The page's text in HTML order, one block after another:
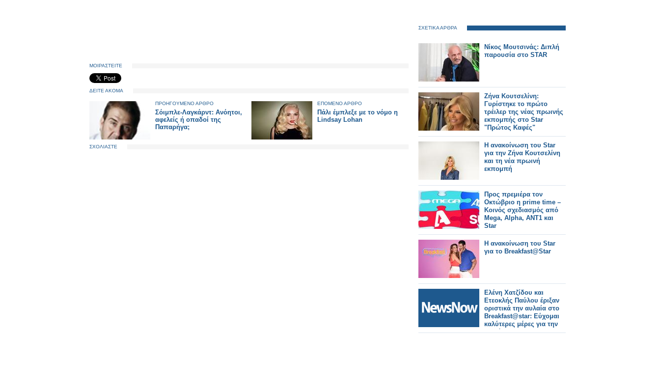
ΜΟΙΡΑΣΤΕΙΤΕ
ΔΕΙΤΕ ΑΚΟΜΑ
ΠΡΟΗΓΟΥΜΕΝΟ ΑΡΘΡΟ
Σόιμπλε-Λαγκάρντ: Ανόητοι,
αφελείς ή οπαδοί της
Παπαρήγα;
ΕΠΟΜΕΝΟ ΑΡΘΡΟ
Πάλι έμπλεξε με το νόμο η
Lindsay Lohan
ΣΧΟΛΙΑΣΤΕ
ΣΧΕΤΙΚΑ ΑΡΘΡΑ
Νίκος Μουτσινάς: Διπλή
παρουσία στο STAR
Ζήνα Κουτσελίνη:
Γυρίστηκε το πρώτο
τρέιλερ της νέας πρωινής
εκπομπής στο Star
"Πρώτος Καφές"
Η ανακοίνωση του Star
για την Ζήνα Κουτσελίνη
και τη νέα πρωινή
εκπομπή
Προς πρεμιέρα τον
Οκτώβριο η prime time –
Κοινός σχεδιασμός από
Mega, Alpha, ΑΝΤ1 και
Star
Η ανακοίνωση του Star
για το Breakfast@Star
Ελένη Χατζίδου και
Ετεοκλής Παύλου έριξαν
οριστικά την αυλαία στο
Breakfast@star: Εύχομαι
καλύτερες μέρες για την
τηλεόραση